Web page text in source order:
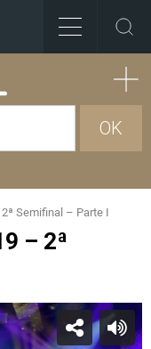
OK
Semifinal – Parte I
– 2ª